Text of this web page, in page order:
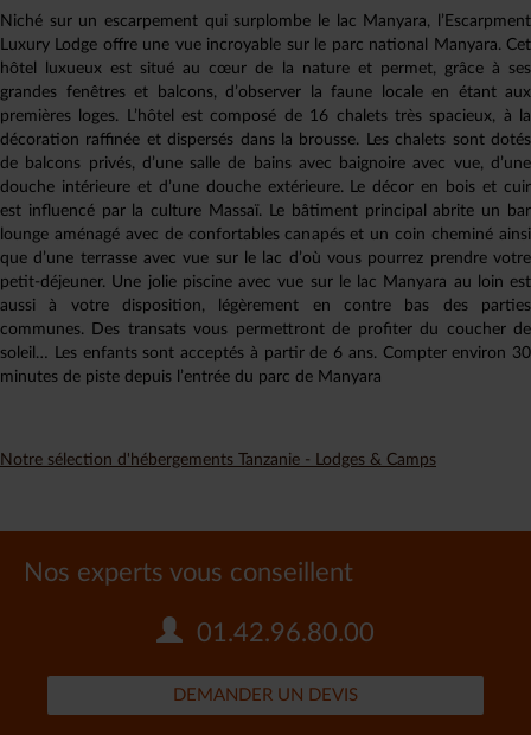
Niché sur un escarpement qui surplombe le lac Manyara, l’Escarpment
Luxury Lodge offre une vue incroyable sur le parc national Manyara. Cet
hôtel luxueux est situé au cœur de la nature et permet, grâce à ses
grandes fenêtres et balcons, d’observer la faune locale en étant aux
premières loges. L’hôtel est composé de 16 chalets très spacieux, à la
décoration raffinée et dispersés dans la brousse. Les chalets sont dotés
de balcons privés, d’une salle de bains avec baignoire avec vue, d’une
douche intérieure et d’une douche extérieure. Le décor en bois et cuir
est influencé par la culture Massaï. Le bâtiment principal abrite un bar
lounge aménagé avec de confortables canapés et un coin cheminé ainsi
que d’une terrasse avec vue sur le lac d’où vous pourrez prendre votre
petit-déjeuner. Une jolie piscine avec vue sur le lac Manyara au loin est
aussi à votre disposition, légèrement en contre bas des parties
communes. Des transats vous permettront de profiter du coucher de
soleil… Les enfants sont acceptés à partir de 6 ans. Compter environ 30
minutes de piste depuis l’entrée du parc de Manyara
Notre sélection d'hébergements Tanzanie - Lodges & Camps
Nos experts vous conseillent
01.42.96.80.00
DEMANDER UN DEVIS